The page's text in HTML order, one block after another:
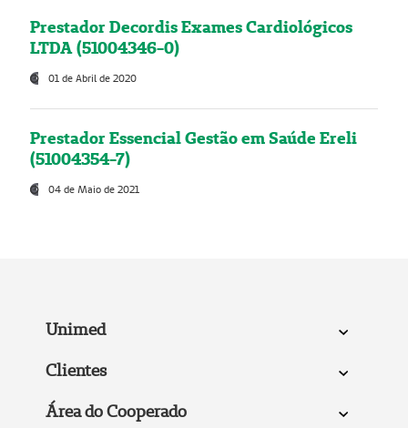
Prestador Decordis Exames Cardiológicos
LTDA (51004346-0)
01 de Abril de 2020
Prestador Essencial Gestão em Saúde Ereli
(51004354-7)
04 de Maio de 2021
Unimed
Clientes
Área do Cooperado